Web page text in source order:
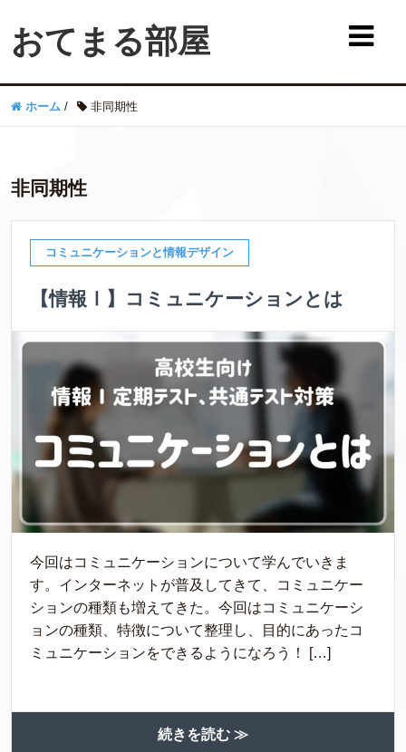
おてまる部屋
ホーム / 非同期性
非同期性
コミュニケーションと情報デザイン
【情報Ⅰ】コミュニケーションとは
今回はコミュニケーションについて学んでいきま
す。インターネットが普及してきて、コミュニケー
ションの種類も増えてきた。今回はコミュニケーシ
ョンの種類、特徴について整理し、目的にあったコ
ミュニケーションをできるようになろう！ […]
続きを読む ≫